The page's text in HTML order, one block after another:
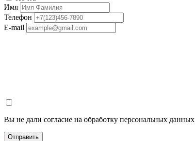
Имя
Телефон
E-mail
Вы не дали согласие на обработку персональных данных
Отправить